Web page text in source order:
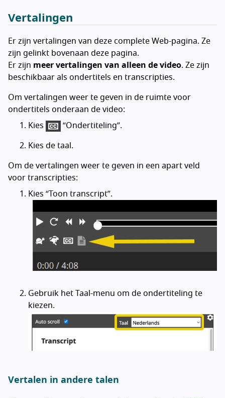
Vertalingen
Er zijn vertalingen van deze complete Web-pagina. Ze
zijn gelinkt bovenaan deze pagina.
Er zijn meer vertalingen van alleen de video. Ze zijn
beschikbaar als ondertitels en transcripties.
Om vertalingen weer te geven in de ruimte voor
ondertitels onderaan de video:
Kies
“Ondertiteling”.
Kies de taal.
Om de vertalingen weer te geven in een apart veld
voor transcripties:
Kies “Toon transcript”.
Gebruik het Taal-menu om de ondertiteling te
kiezen.
Vertalen in andere talen